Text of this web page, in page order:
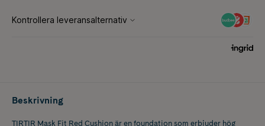
Beskrivning
TIRTIR Mask Fit Red Cushion är en foundation som erbjuder hög